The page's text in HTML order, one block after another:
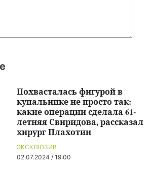
ЭКСКЛЮЗИВ
02.07.2024 / 19:00
Похвасталась фигурой в
купальнике не просто так:
какие операции сделала 61-
летняя Свиридова, рассказал
хирург Плахотин